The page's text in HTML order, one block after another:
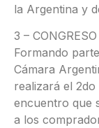
la Argentina y
3 –
Formando
Cámara
realizará el
encuentro que
a los